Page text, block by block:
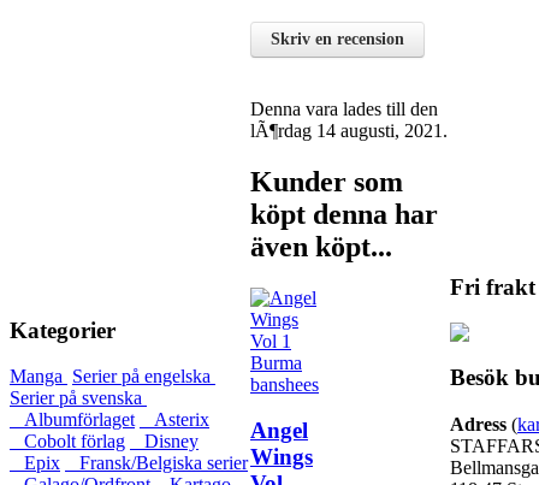
Kategorier
Manga Serier på engelska
Serier på svenska
Albumförlaget
Asterix
Cobolt förlag
Disney
Epix
Fransk/Belgiska serier
Skriv en recension
Denna vara lades till den
lÃ¶rdag 14 augusti, 2021.
Kunder som
köpt denna har
även köpt...
Angel
Wings
Fri frakt
Besök
Adress (